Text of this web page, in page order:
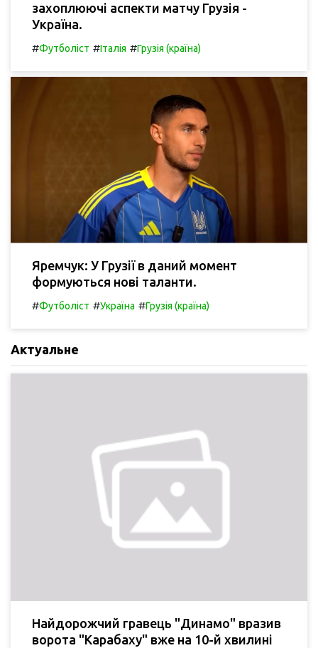
захоплюючі аспекти матчу Грузія -
Україна.
#Футболіст #Італія #Грузія (країна)
Яремчук: У Грузії в даний момент
формуються нові таланти.
#Футболіст #Україна #Грузія (країна)
Актуальне
Найдорожчий гравець "Динамо" вразив
ворота "Карабаху" вже на 10-й хвилині